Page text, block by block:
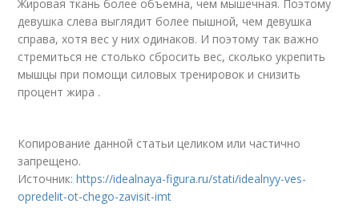
Жировая ткань более объемна, чем мышечная. Поэтому
девушка слева выглядит более пышной, чем девушка
справа, хотя вес у них одинаков. И поэтому так важно
стремиться не столько сбросить вес, сколько укрепить
мышцы при помощи силовых тренировок и снизить
процент жира .
Копирование данной статьи целиком или частично
запрещено.
Источник:https://idealnaya-figura.ru/stati/idealnyy-ves-
opredelit-ot-chego-zavisit-imt